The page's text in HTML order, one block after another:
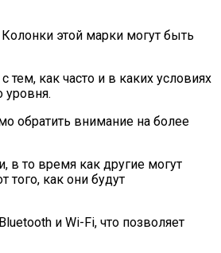
этой марки могут быть
как часто и в каких условиях
обратить внимание на более
в то время как другие могут
того, как они будут
и Wi-Fi, что позволяет